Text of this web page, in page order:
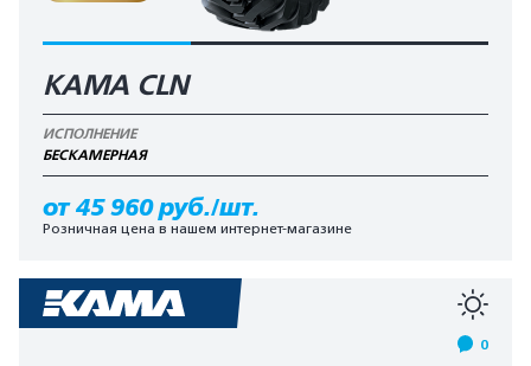
KAMA CLN
ИСПОЛНЕНИЕ
БЕCКАМЕРНАЯ
от 45 960 руб./шт.
Розничная цена в нашем интернет-магазине
0